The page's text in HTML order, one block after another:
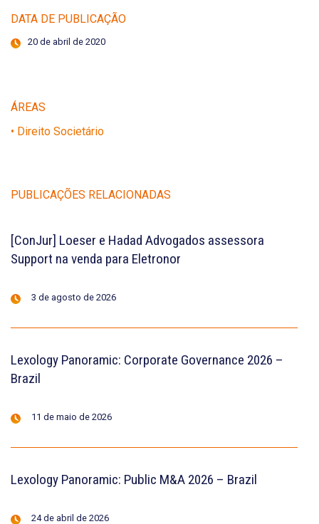
DATA DE PUBLICAÇÃO
20 de abril de 2020
ÁREAS
• Direito Societário
PUBLICAÇÕES RELACIONADAS
[ConJur] Loeser e Hadad Advogados assessora
Support na venda para Eletronor
3 de agosto de 2026
Lexology Panoramic: Corporate Governance 2026 –
Brazil
11 de maio de 2026
Lexology Panoramic: Public M&A 2026 – Brazil
24 de abril de 2026